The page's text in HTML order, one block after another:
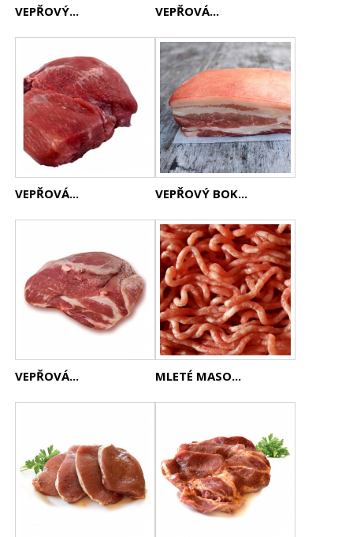
VEPŘOVÝ... VEPŘOVÁ...
VEPŘOVÁ... VEPŘOVÝ BOK...
VEPŘOVÁ... MLETÉ MASO...